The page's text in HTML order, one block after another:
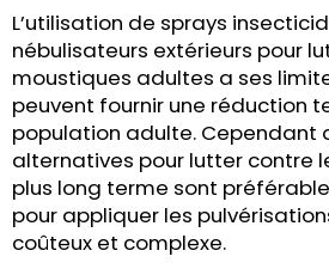
L’utilisation de sprays
nébulisateurs extérieurs pour
moustiques adultes a ses
peuvent fournir une réduction
population adulte. Cependant
alternatives pour lutter contre
plus long terme sont
pour appliquer les
coûteux et complexe.